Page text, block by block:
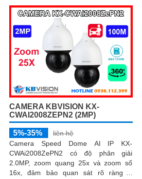
vị trí không gian rộng mà vẫn giữ được
tầm nhìn rõ ràng
CAMERA KBVISION KX-
CWAI2008ZEPN2 (2MP)
5%-35%
liên hệ
Camera Speed Dome AI IP KX-
CWAi2008ZePN2 có độ phân giải
2.0MP, zoom quang 25x và zoom số
16x, đảm bảo quan sát rõ ràng ở